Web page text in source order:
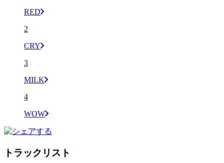
RED
2
CRY
3
MILK
4
WOW
トラックリスト